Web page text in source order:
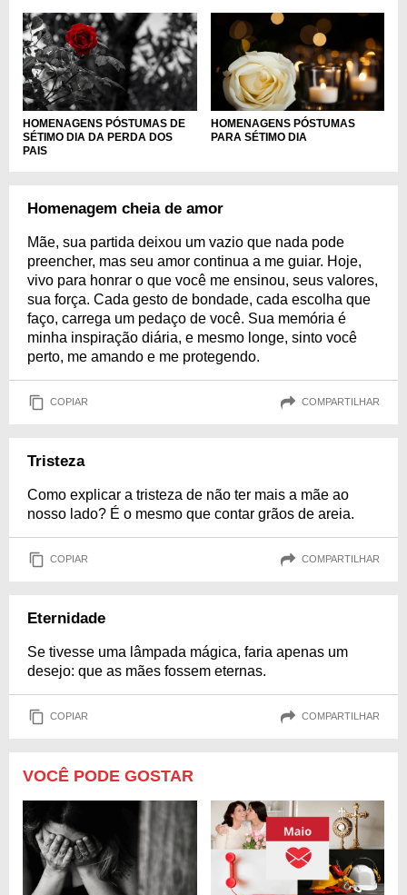
HOMENAGENS PÓSTUMAS DE
SÉTIMO DIA DA PERDA DOS
PAIS
HOMENAGENS PÓSTUMAS
PARA SÉTIMO DIA
Homenagem cheia de amor
Mãe, sua partida deixou um vazio que nada pode
preencher, mas seu amor continua a me guiar. Hoje,
vivo para honrar o que você me ensinou, seus valores,
sua força. Cada gesto de bondade, cada escolha que
faço, carrega um pedaço de você. Sua memória é
minha inspiração diária, e mesmo longe, sinto você
perto, me amando e me protegendo.
COPIAR COMPARTILHAR
Tristeza
Como explicar a tristeza de não ter mais a mãe ao
nosso lado? É o mesmo que contar grãos de areia.
COPIAR COMPARTILHAR
Eternidade
Se tivesse uma lâmpada mágica, faria apenas um
desejo: que as mães fossem eternas.
COPIAR COMPARTILHAR
VOCÊ PODE GOSTAR